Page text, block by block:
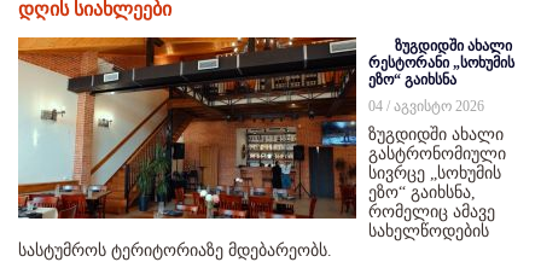
დღის სიახლეები
ზუგდიდში ახალი
რესტორანი „სოხუმის
ეზო“ გაიხსნა
04 / აგვისტო 2026
ზუგდიდში ახალი
გასტრონომიული
სივრცე „სოხუმის
ეზო“ გაიხსნა,
რომელიც ამავე
სახელწოდების
სასტუმროს ტერიტორიაზე მდებარეობს.